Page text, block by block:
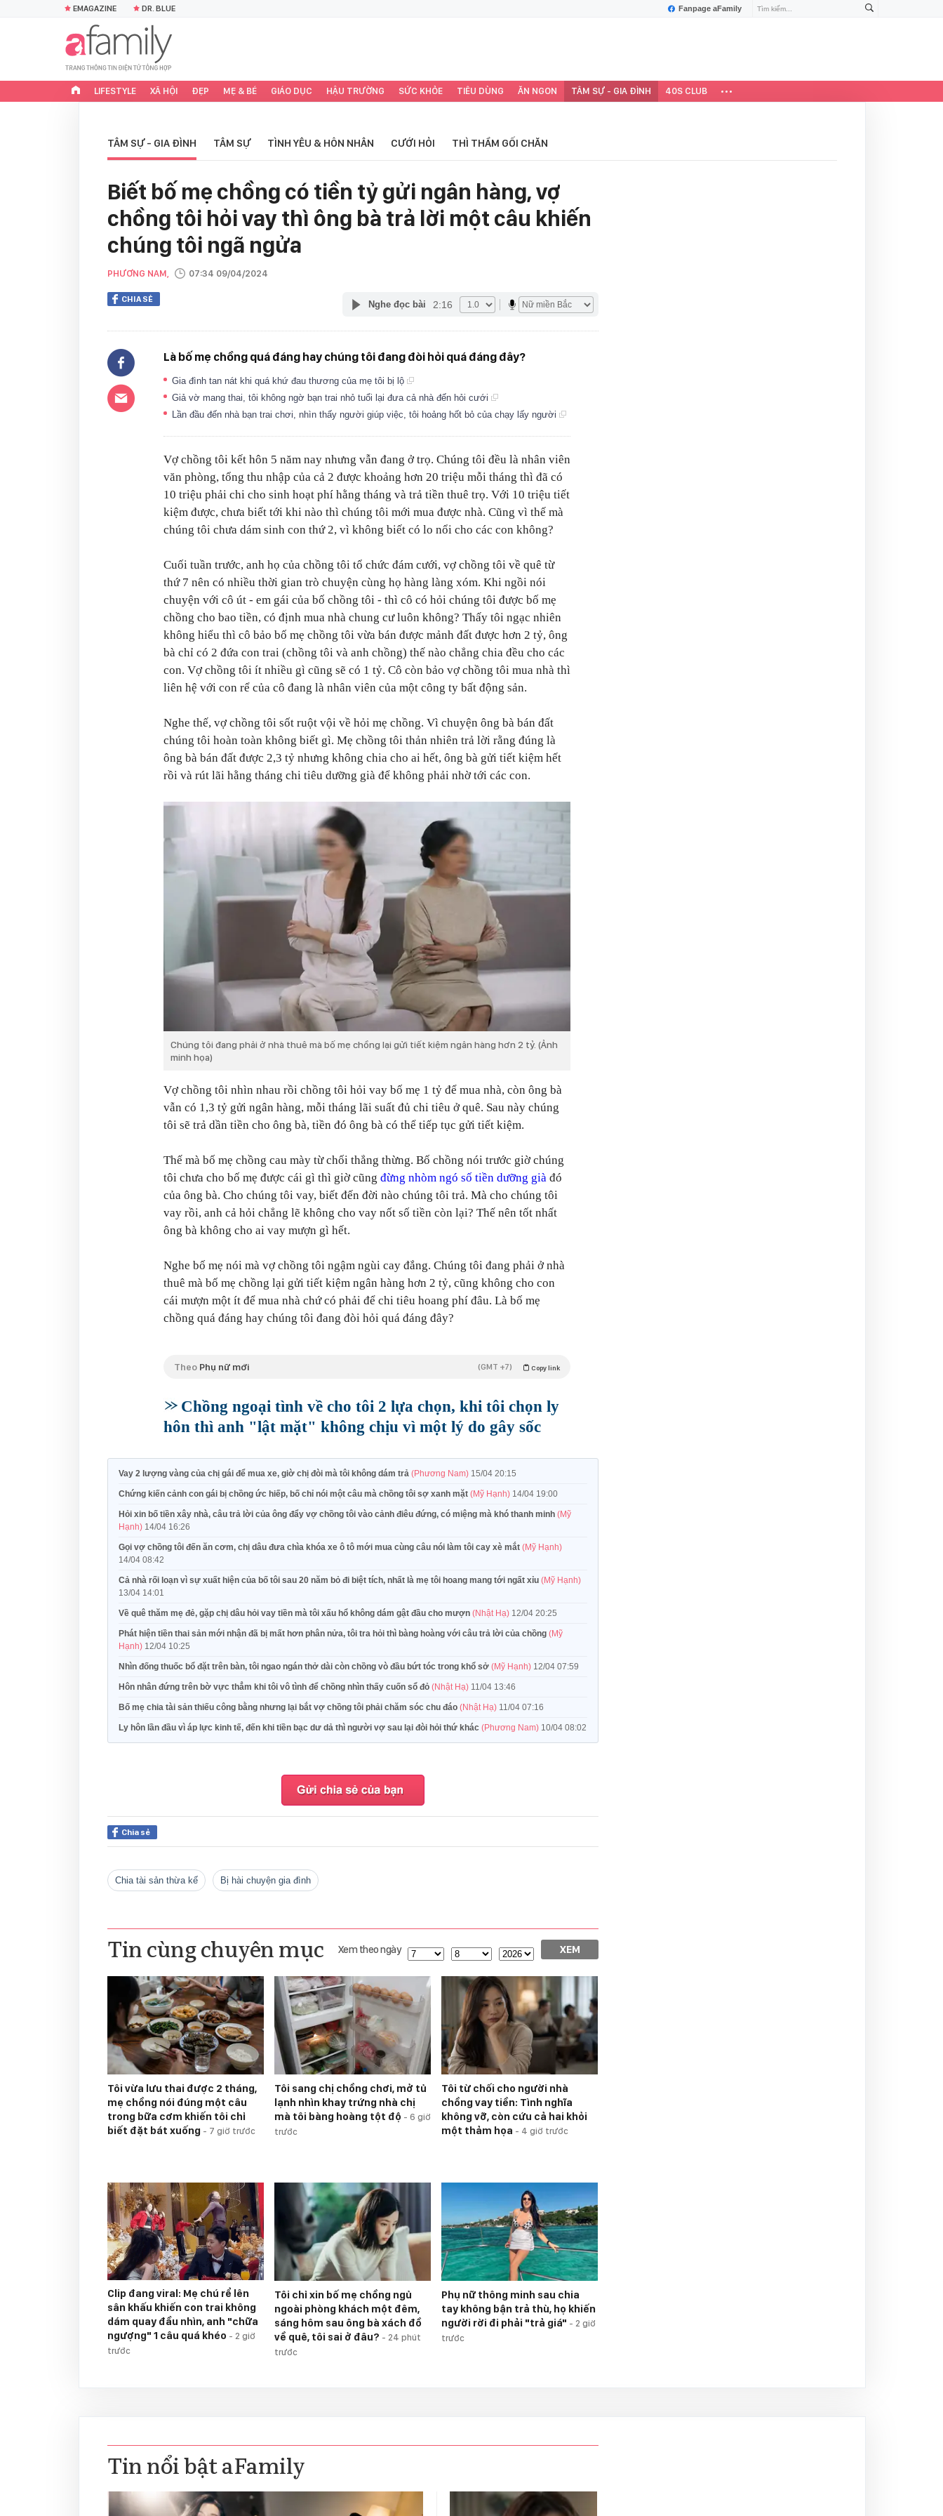
Fanpage aFamily
EMAGAZINE DR. BLUE
LIFESTYLE XÃ HỘI ĐẸP MẸ & BÉ GIÁO DỤC HẬU TRƯỜNG SỨC KHỎE TIÊU DÙNG ĂN NGON TÂM SỰ - GIA ĐÌNH 40S CLUB
TÂM SỰ - GIA ĐÌNH TÂM SỰ TÌNH YÊU & HÔN NHÂN CƯỚI HỎI THÌ THẦM GỐI CHĂN
Biết bố mẹ chồng có tiền tỷ gửi ngân hàng, vợ
chồng tôi hỏi vay thì ông bà trả lời một câu khiến
chúng tôi ngã ngửa
PHƯƠNG NAM, 07:34 09/04/2024
CHIA SẺ Nghe đọc bài 2:16
Là bố mẹ chồng quá đáng hay chúng tôi đang đòi hỏi quá đáng đây?
Gia đình tan nát khi quá khứ đau thương của mẹ tôi bị lộ
Giả vờ mang thai, tôi không ngờ bạn trai nhỏ tuổi lại đưa cả nhà đến hỏi cưới
Lần đầu đến nhà bạn trai chơi, nhìn thấy người giúp việc, tôi hoảng hốt bỏ của chạy lấy người
Vợ chồng tôi kết hôn 5 năm nay nhưng vẫn đang ở trọ. Chúng tôi đều là nhân viên
văn phòng, tổng thu nhập của cả 2 được khoảng hơn 20 triệu mỗi tháng thì đã có
10 triệu phải chi cho sinh hoạt phí hằng tháng và trả tiền thuê trọ. Với 10 triệu tiết
kiệm được, chưa biết tới khi nào thì chúng tôi mới mua được nhà. Cũng vì thế mà
chúng tôi chưa dám sinh con thứ 2, vì không biết có lo nổi cho các con không?
Cuối tuần trước, anh họ của chồng tôi tổ chức đám cưới, vợ chồng tôi về quê từ
thứ 7 nên có nhiều thời gian trò chuyện cùng họ hàng làng xóm. Khi ngồi nói
chuyện với cô út - em gái của bố chồng tôi - thì cô có hỏi chúng tôi được bố mẹ
chồng cho bao tiền, có định mua nhà chung cư luôn không? Thấy tôi ngạc nhiên
không hiểu thì cô bảo bố mẹ chồng tôi vừa bán được mảnh đất được hơn 2 tỷ, ông
bà chỉ có 2 đứa con trai (chồng tôi và anh chồng) thế nào chẳng chia đều cho các
con. Vợ chồng tôi ít nhiều gì cũng sẽ có 1 tỷ. Cô còn bảo vợ chồng tôi mua nhà thì
liên hệ với con rể của cô đang là nhân viên của một công ty bất động sản.
Nghe thế, vợ chồng tôi sốt ruột vội về hỏi mẹ chồng. Vì chuyện ông bà bán đất
chúng tôi hoàn toàn không biết gì. Mẹ chồng tôi thản nhiên trả lời rằng đúng là
ông bà bán đất được 2,3 tỷ nhưng không chia cho ai hết, ông bà gửi tiết kiệm hết
rồi và rút lãi hằng tháng chi tiêu dưỡng già để không phải nhờ tới các con.
Chúng tôi đang phải ở nhà thuê mà bố mẹ chồng lại gửi tiết kiệm ngân hàng hơn 2 tỷ. (Ảnh
minh họa)
Vợ chồng tôi nhìn nhau rồi chồng tôi hỏi vay bố mẹ 1 tỷ để mua nhà, còn ông bà
vẫn có 1,3 tỷ gửi ngân hàng, mỗi tháng lãi suất đủ chi tiêu ở quê. Sau này chúng
tôi sẽ trả dần tiền cho ông bà, tiền đó ông bà có thể tiếp tục gửi tiết kiệm.
Thế mà bố mẹ chồng cau mày từ chối thẳng thừng. Bố chồng nói trước giờ chúng
tôi chưa cho bố mẹ được cái gì thì giờ cũng đừng nhòm ngó số tiền dưỡng già đó
của ông bà. Cho chúng tôi vay, biết đến đời nào chúng tôi trả. Mà cho chúng tôi
vay rồi, anh cả hỏi chẳng lẽ không cho vay nốt số tiền còn lại? Thế nên tốt nhất
ông bà không cho ai vay mượn gì hết.
Nghe bố mẹ nói mà vợ chồng tôi ngậm ngùi cay đắng. Chúng tôi đang phải ở nhà
thuê mà bố mẹ chồng lại gửi tiết kiệm ngân hàng hơn 2 tỷ, cũng không cho con
cái mượn một ít để mua nhà chứ có phải để chi tiêu hoang phí đâu. Là bố mẹ
chồng quá đáng hay chúng tôi đang đòi hỏi quá đáng đây?
Theo Phụ nữ mới Copy link
(GMT +7)
Chồng ngoại tình về cho tôi 2 lựa chọn, khi tôi chọn ly
hôn thì anh "lật mặt" không chịu vì một lý do gây sốc
Vay 2 lượng vàng của chị gái để mua xe, giờ chị đòi mà tôi không dám trả (Phương Nam) 15/04 20:15
Chứng kiến cảnh con gái bị chồng ức hiếp, bố chỉ nói một câu mà chồng tôi sợ xanh mặt (Mỹ Hạnh) 14/04 19:00
Hỏi xin bố tiền xây nhà, câu trả lời của ông đẩy vợ chồng tôi vào cảnh điêu đứng, có miệng mà khó thanh minh (Mỹ
Hạnh) 14/04 16:26
Gọi vợ chồng tôi đến ăn cơm, chị dâu đưa chìa khóa xe ô tô mới mua cùng câu nói làm tôi cay xè mắt (Mỹ Hạnh)
14/04 08:42
Cả nhà rối loạn vì sự xuất hiện của bố tôi sau 20 năm bỏ đi biệt tích, nhất là mẹ tôi hoang mang tới ngất xỉu (Mỹ Hạnh)
13/04 14:01
Về quê thăm mẹ đẻ, gặp chị dâu hỏi vay tiền mà tôi xấu hổ không dám gật đầu cho mượn (Nhật Hạ) 12/04 20:25
Phát hiện tiền thai sản mới nhận đã bị mất hơn phân nửa, tôi tra hỏi thì bàng hoàng với câu trả lời của chồng (Mỹ
Hạnh) 12/04 10:25
Nhìn đống thuốc bổ đặt trên bàn, tôi ngao ngán thở dài còn chồng vò đầu bứt tóc trong khổ sở (Mỹ Hạnh) 12/04 07:59
Hôn nhân đứng trên bờ vực thẳm khi tôi vô tình để chồng nhìn thấy cuốn sổ đỏ (Nhật Hạ) 11/04 13:46
Bố mẹ chia tài sản thiếu công bằng nhưng lại bắt vợ chồng tôi phải chăm sóc chu đáo (Nhật Hạ) 11/04 07:16
Ly hôn lần đầu vì áp lực kinh tế, đến khi tiền bạc dư dả thì người vợ sau lại đòi hỏi thứ khác (Phương Nam) 10/04 08:02
Chia sẻ
Chia tài sản thừa kế bị hài chuyện gia đình
Tin cùng chuyên mục Xem theo ngày XEM
Tôi vừa lưu thai được 2 tháng,
mẹ chồng nói đúng một câu
trong bữa cơm khiến tôi chỉ
biết đặt bát xuống - 7 giờ trước
Tôi sang chị chồng chơi, mở tủ
lạnh nhìn khay trứng nhà chị
mà tôi bàng hoàng tột độ - 6 giờ
trước
Tôi từ chối cho người nhà
chồng vay tiền: Tình nghĩa
không vỡ, còn cứu cả hai khỏi
một thảm họa - 4 giờ trước
Clip đang viral: Mẹ chú rể lên
sân khấu khiến con trai không
dám quay đầu nhìn, anh "chữa
ngượng" 1 câu quá khéo - 2 giờ
trước
Tôi chỉ xin bố mẹ chồng ngủ
ngoài phòng khách một đêm,
sáng hôm sau ông bà xách đồ
về quê, tôi sai ở đâu? - 24 phút
trước
Phụ nữ thông minh sau chia
tay không bận trả thù, họ khiến
người rời đi phải "trả giá" - 2 giờ
trước
Tin nổi bật aFamily